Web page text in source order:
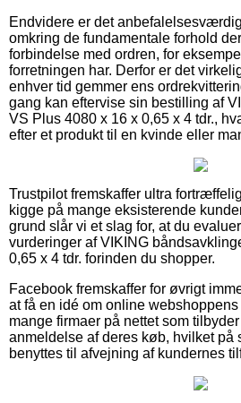
Endvidere er det
omkring de fundamentale forhold
forbindelse med ordren, for
forretningen har. Derfor er det
enhver tid gemmer ens
gang kan eftervise sin bestilling af
VS Plus 4080 x 16 x 0,65 x 4 tdr.,
efter et produkt til en kvinde eller
Trustpilot fremskaffer ultra
kigge på mange eksisterende
grund slår vi et slag for, at du
vurderinger af VIKING
0,65 x 4 tdr. forinden du shopper.
Facebook fremskaffer for øvrigt
at få en idé om online
mange firmaer på nettet som
anmeldelse af deres køb, hvilket på
benyttes til afvejning af kundernes